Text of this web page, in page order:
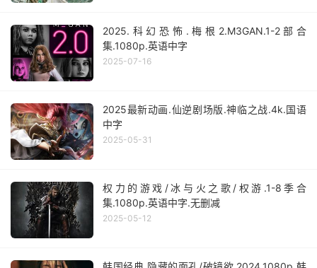
2025.科幻恐怖.梅根2.M3GAN.1-2部合
集.1080p.英语中字
2025-07-16
2025最新动画.仙逆剧场版.神临之战.4k.国语
中字
2025-05-31
权力的游戏/冰与火之歌/权游.1-8季合
集.1080p.英语中字.无删减
2025-05-12